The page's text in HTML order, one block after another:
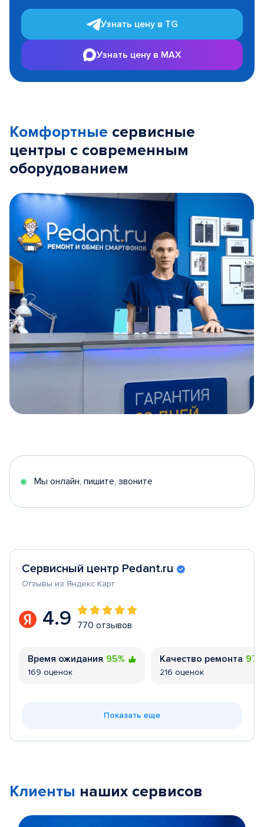
Узнать цену в TG
Узнать цену в MAX
Комфортные сервисные
центры с современным
оборудованием
5
Мы онлайн, пишите, звоните
Сервисный центр Pedant.ru
Отзывы из Яндекс Карт
4.9 770 отзывов
Время ожидания 95%
169 оценок
Качество ремонта
216 оценок
Показать еще
Клиенты наших сервисов